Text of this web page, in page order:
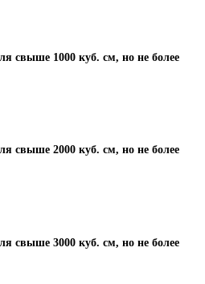
свыше 1000 куб. см, но не более
свыше 2000 куб. см, но не более
свыше 3000 куб. см, но не более